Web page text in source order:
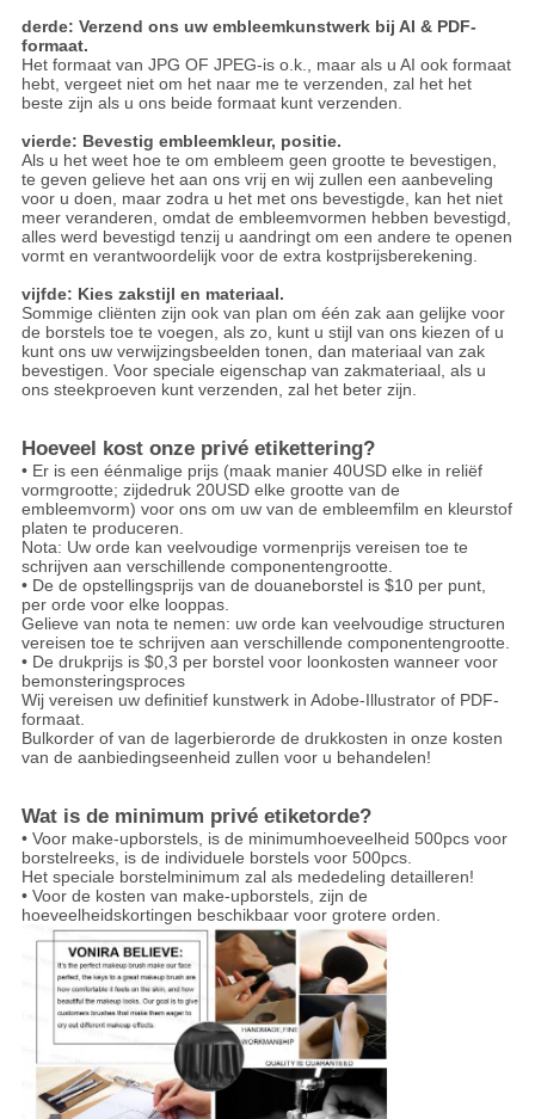
derde: Verzend ons uw embleemkunstwerk bij AI & PDF-
formaat.
Het formaat van JPG OF JPEG-is o.k., maar als u AI ook formaat
hebt, vergeet niet om het naar me te verzenden, zal het het
beste zijn als u ons beide formaat kunt verzenden.
vierde: Bevestig embleemkleur, positie.
Als u het weet hoe te om embleem geen grootte te bevestigen,
te geven gelieve het aan ons vrij en wij zullen een aanbeveling
voor u doen, maar zodra u het met ons bevestigde, kan het niet
meer veranderen, omdat de embleemvormen hebben bevestigd,
alles werd bevestigd tenzij u aandringt om een andere te openen
vormt en verantwoordelijk voor de extra kostprijsberekening.
vijfde: Kies zakstijl en materiaal.
Sommige cliënten zijn ook van plan om één zak aan gelijke voor
de borstels toe te voegen, als zo, kunt u stijl van ons kiezen of u
kunt ons uw verwijzingsbeelden tonen, dan materiaal van zak
bevestigen. Voor speciale eigenschap van zakmateriaal, als u
ons steekproeven kunt verzenden, zal het beter zijn.
Hoeveel kost onze privé etikettering?
• Er is een éénmalige prijs (maak manier 40USD elke in reliëf
vormgrootte; zijdedruk 20USD elke grootte van de
embleemvorm) voor ons om uw van de embleemfilm en kleurstof
platen te produceren.
Nota: Uw orde kan veelvoudige vormenprijs vereisen toe te
schrijven aan verschillende componentengrootte.
• De de opstellingsprijs van de douaneborstel is $10 per punt,
per orde voor elke looppas.
Gelieve van nota te nemen: uw orde kan veelvoudige structuren
vereisen toe te schrijven aan verschillende componentengrootte.
• De drukprijs is $0,3 per borstel voor loonkosten wanneer voor
bemonsteringsproces
Wij vereisen uw definitief kunstwerk in Adobe-Illustrator of PDF-
formaat.
Bulkorder of van de lagerbierorde de drukkosten in onze kosten
van de aanbiedingseenheid zullen voor u behandelen!
Wat is de minimum privé etiketorde?
• Voor make-upborstels, is de minimumhoeveelheid 500pcs voor
borstelreeks, is de individuele borstels voor 500pcs.
Het speciale borstelminimum zal als mededeling detailleren!
• Voor de kosten van make-upborstels, zijn de
hoeveelheidskortingen beschikbaar voor grotere orden.